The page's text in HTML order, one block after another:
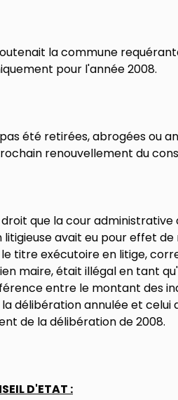
la commune
pour l'année 2008.
été retirées, abrogées ou
renouvellement du
que la cour
avait eu pour effet
titre exécutoire en litige,
maire, était illégal en tant
entre le montant des
délibération annulée et celui
de la délibération de 2008.
D'ETAT :